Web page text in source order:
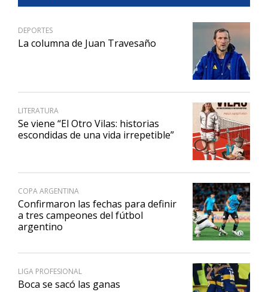
DEPORTES
La columna de Juan Travesaño
LITERATURA
Se viene “El Otro Vilas: historias
escondidas de una vida irrepetible”
COPA ARGENTINA
Confirmaron las fechas para definir
a tres campeones del fútbol
argentino
LIGA PROFESIONAL
Boca se sacó las ganas